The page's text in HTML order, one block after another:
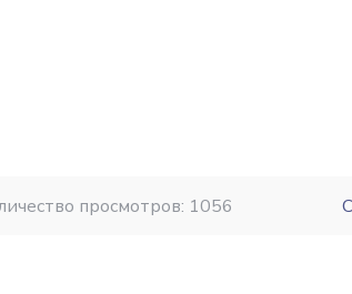
просмотров: 1056